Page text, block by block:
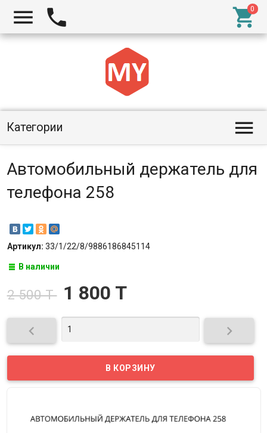
  
Категории 
Автомобильный держатель для
телефона 258
Артикул: 33/1/22/8/9886186845114
В наличии
2 500 T 1 800 T
 